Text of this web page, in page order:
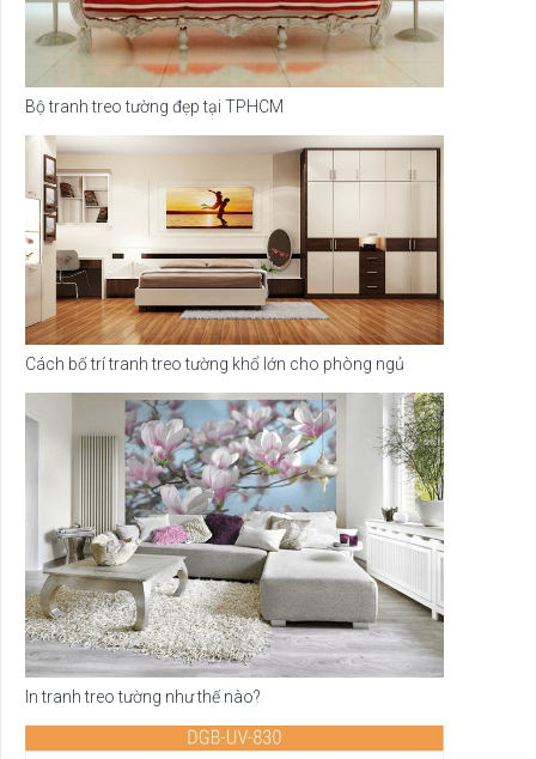
Bộ tranh treo tường đẹp tại TPHCM
Cách bố trí tranh treo tường khổ lớn cho phòng ngủ
In tranh treo tường như thế nào?